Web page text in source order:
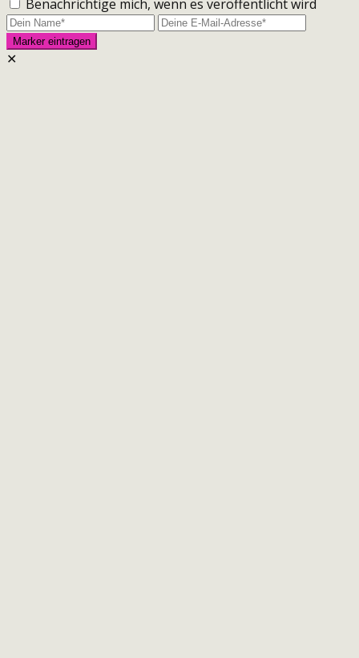
Benachrichtige mich, wenn es veröffentlicht wird
✕